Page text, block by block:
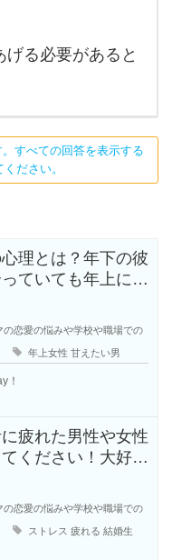
る必要があると
すべての回答を表示する
ださい。
理とは？年下の彼
ていても年上に甘
いで
の恋愛の悩みや学校や職場での
年上女性 甘えたい男
！
疲れた男性や女性
ください！大好き
はお
の恋愛の悩みや学校や職場での
ストレス 疲れる 結婚生